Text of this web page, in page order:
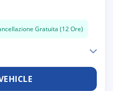
Gratuita (12 Ore)